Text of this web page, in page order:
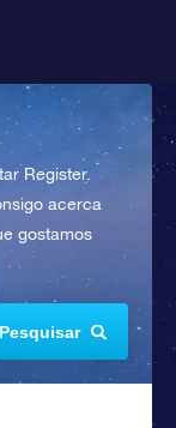
Register.
acerca
gostamos
Pesquisar